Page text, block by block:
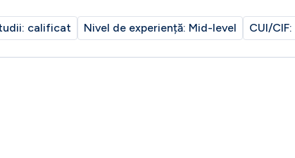
calificat Nivel de experiență: Mid-level CUI/CIF: